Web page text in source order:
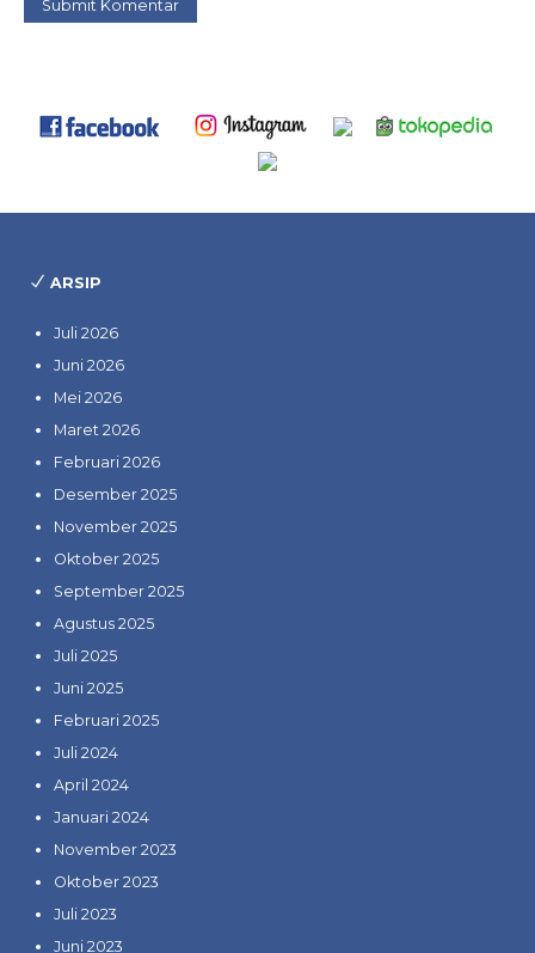
ARSIP
Juli 2026
Juni 2026
Mei 2026
Maret 2026
Februari 2026
Desember 2025
November 2025
Oktober 2025
September 2025
Agustus 2025
Juli 2025
Juni 2025
Februari 2025
Juli 2024
April 2024
Januari 2024
November 2023
Oktober 2023
Juli 2023
Juni 2023